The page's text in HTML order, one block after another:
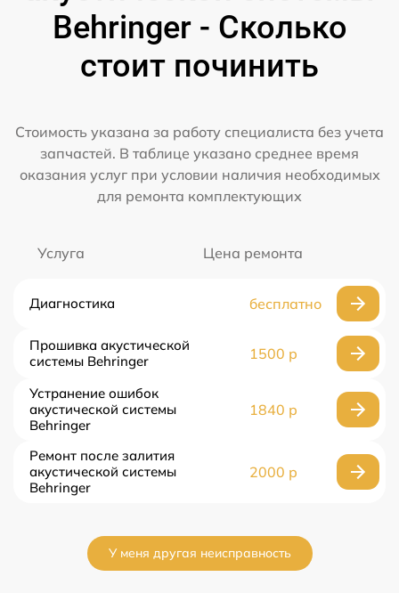
Behringer - Сколько
стоит починить
Стоимость указана за работу специалиста без учета
запчастей. В таблице указано среднее время
оказания услуг при условии наличия необходимых
для ремонта комплектующих
Услуга Цена ремонта
Диагностика бесплатно
Прошивка акустической
системы Behringer
1500 р
Устранение ошибок
акустической системы
Behringer
1840 р
Ремонт после залития
акустической системы
Behringer
2000 р
У меня другая неисправность